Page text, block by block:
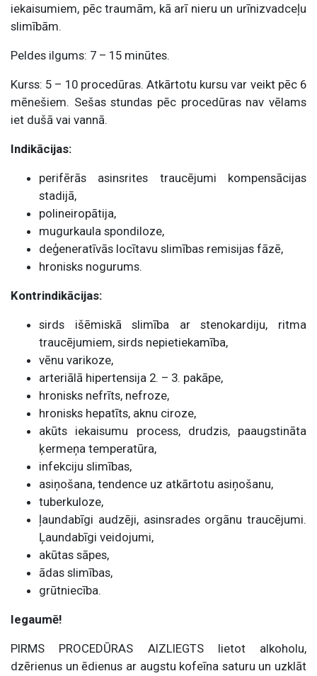
iekaisumiem, pēc traumām, kā arī nieru un urīnizvadceļu
slimībām.
Peldes ilgums: 7 – 15 minūtes.
Kurss: 5 – 10 procedūras. Atkārtotu kursu var veikt pēc 6
mēnešiem. Sešas stundas pēc procedūras nav vēlams
iet dušā vai vannā.
Indikācijas:
perifērās asinsrites traucējumi kompensācijas
stadijā,
polineiropātija,
mugurkaula spondiloze,
deģeneratīvās locītavu slimības remisijas fāzē,
hronisks nogurums.
Kontrindikācijas:
sirds išēmiskā slimība ar stenokardiju, ritma
traucējumiem, sirds nepietiekamība,
vēnu varikoze,
arteriālā hipertensija 2. – 3. pakāpe,
hronisks nefrīts, nefroze,
hronisks hepatīts, aknu ciroze,
akūts iekaisumu process, drudzis, paaugstināta
ķermeņa temperatūra,
infekciju slimības,
asiņošana, tendence uz atkārtotu asiņošanu,
tuberkuloze,
ļaundabīgi audzēji, asinsrades orgānu traucējumi.
Ļaundabīgi veidojumi,
akūtas sāpes,
ādas slimības,
grūtniecība.
Iegaumē!
PIRMS PROCEDŪRAS AIZLIEGTS lietot alkoholu,
dzērienus un ēdienus ar augstu kofeīna saturu un uzklāt